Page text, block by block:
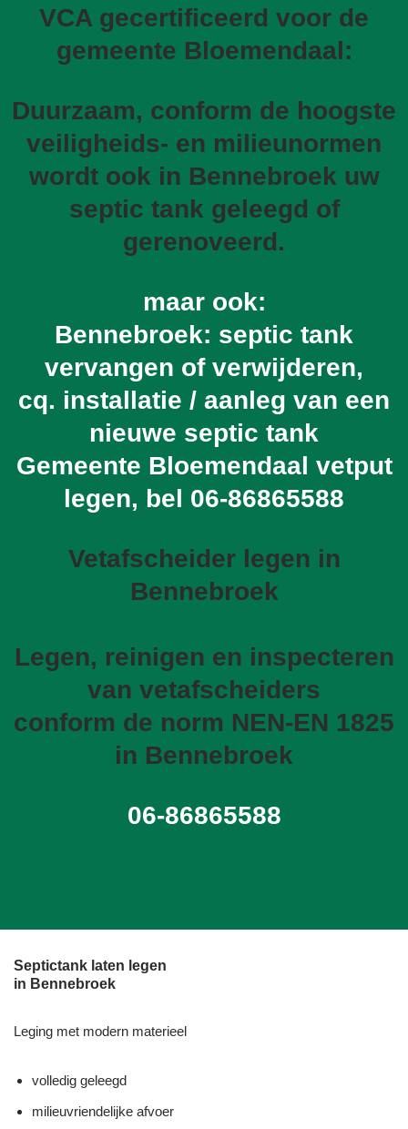
VCA gecertificeerd voor de
gemeente Bloemendaal:
Duurzaam, conform de hoogste
veiligheids- en milieunormen
wordt ook in Bennebroek uw
septic tank geleegd of
gerenoveerd.
maar ook:
Bennebroek: septic tank
vervangen of verwijderen,
cq. installatie / aanleg van een
nieuwe septic tank
Gemeente Bloemendaal vetput
legen, bel 06-86865588
Vetafscheider legen in
Bennebroek
Legen, reinigen en inspecteren
van vetafscheiders
conform de norm NEN-EN 1825
in Bennebroek
06-86865588
Septictank laten legen
in Bennebroek
Leging met modern materieel
volledig geleegd
milieuvriendelijke afvoer